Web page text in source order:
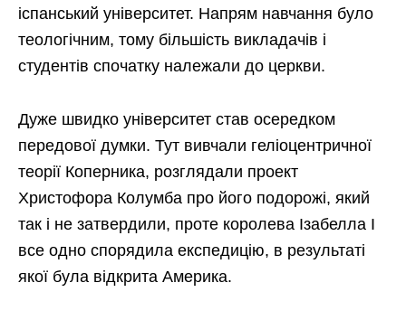
іспанський університет. Напрям навчання було
теологічним, тому більшість викладачів і
студентів спочатку належали до церкви.
Дуже швидко університет став осередком
передової думки. Тут вивчали геліоцентричної
теорії Коперника, розглядали проект
Христофора Колумба про його подорожі, який
так і не затвердили, проте королева Ізабелла I
все одно спорядила експедицію, в результаті
якої була відкрита Америка.